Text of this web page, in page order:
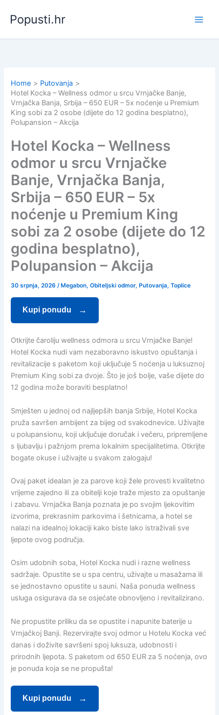
content
Popusti.hr
Home
Putovanja
Hotel Kocka – Wellness odmor u srcu Vrnjačke Banje,
Vrnjačka Banja, Srbija – 650 EUR – 5x noćenje u Premium
King sobi za 2 osobe (dijete do 12 godina besplatno),
Polupansion – Akcija
Hotel Kocka – Wellness
odmor u srcu Vrnjačke
Banje, Vrnjačka Banja,
Srbija – 650 EUR – 5x
noćenje u Premium King
sobi za 2 osobe (dijete do 12
godina besplatno),
Polupansion – Akcija
30 srpnja, 2026/ Megabon,Obiteljski odmor, Putovanja,Toplice
Kupi ponudu
Otkrijte čaroliju wellness odmora u srcu Vrnjačke Banje!
Hotel Kocka nudi vam nezaboravno iskustvo opuštanja i
revitalizacije s paketom koji uključuje 5 noćenja u luksuznoj
Premium King sobi za dvoje. Što je još bolje, vaše dijete do
12 godina može boraviti besplatno!
Smješten u jednoj od najljepših banja Srbije, Hotel Kocka
pruža savršen ambijent za bijeg od svakodnevice. Uživajte
u polupansionu, koji uključuje doručak i večeru, pripremljene
s ljubavlju i pažnjom prema lokalnim specijalitetima. Otkrijte
bogate okuse i uživajte u svakom zalogaju!
Ovaj paket idealan je za parove koji žele provesti kvalitetno
vrijeme zajedno ili za obitelji koje traže mjesto za opuštanje
i zabavu. Vrnjačka Banja poznata je po svojim ljekovitim
izvorima, prekrasnim parkovima i šetnicama, a hotel se
nalazi na idealnoj lokaciji kako biste lako istraživali sve
ljepote ovog područja.
Osim udobnih soba, Hotel Kocka nudi i razne wellness
sadržaje. Opustite se u spa centru, uživajte u masažama ili
se jednostavno opustite u sauni. Naša ponuda wellness
usluga osigurava da se osjećate obnovljeno i revitalizirano.
Ne propustite priliku da se opustite i napunite baterije u
Vrnjačkoj Banji. Rezervirajte svoj odmor u Hotelu Kocka već
danas i doživite savršeni spoj luksuza, udobnosti i
prirodnih ljepota. S paketom od 650 EUR za 5 noćenja, ovo
je ponuda koja se ne propušta!
Kupi ponudu